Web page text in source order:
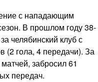
с нападающим
В прошлом году 38-
челябинский клуб с
(2 гола, 4 передачи). За
забросил 61
передач.